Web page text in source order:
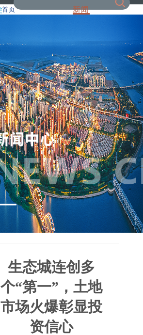
首页 新闻
生态城连创多
个“第一”，土地
市场火爆彰显投
资信心